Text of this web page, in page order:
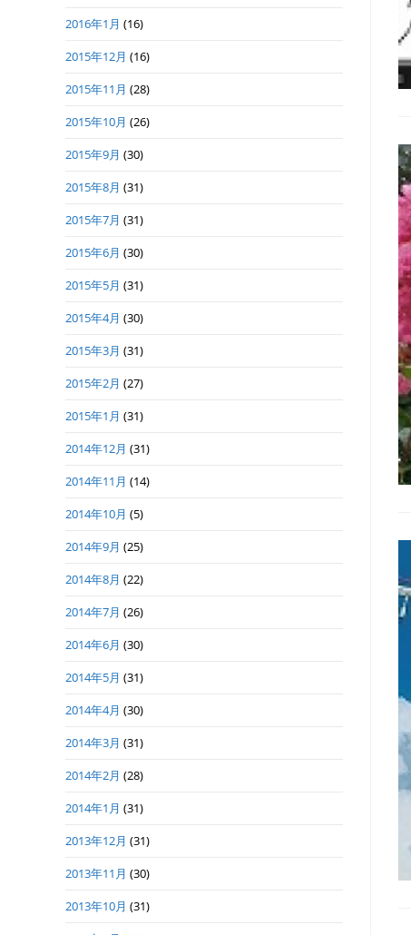
2016年1月 (16)
2015年12月 (16)
2015年11月 (28)
2015年10月 (26)
2015年9月 (30)
2015年8月 (31)
2015年7月 (31)
2015年6月 (30)
2015年5月 (31)
2015年4月 (30)
2015年3月 (31)
2015年2月 (27)
2015年1月 (31)
2014年12月 (31)
2014年11月 (14)
2014年10月 (5)
2014年9月 (25)
2014年8月 (22)
2014年7月 (26)
2014年6月 (30)
2014年5月 (31)
2014年4月 (30)
2014年3月 (31)
2014年2月 (28)
2014年1月 (31)
2013年12月 (31)
2013年11月 (30)
2013年10月 (31)